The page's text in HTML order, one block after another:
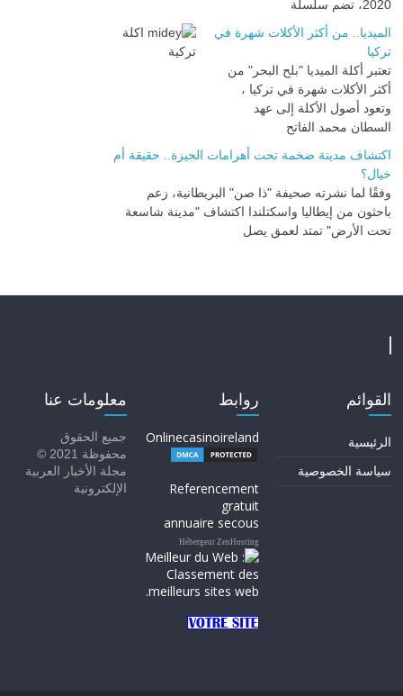
2020، تضم سلسلة
الميديا.. من أكثر الأكلات شهرة في
تركيا
تعتبر أكلة الميديا "بلح البحر" من
أكثر الأكلات شهرة في تركيا ،
وتعود أصول الأكلة إلى عهد
السطان محمد الفاتح
اكتشاف مدينة ضخمة تحت أهرامات الجيزة.. حقيقة أم
خيال؟
وفقًا لما نشرته صحيفة "ذا صن" البريطانية، زعم
باحثون من إيطاليا واسكتلندا اكتشاف "مدينة شاسعة
تحت الأرض" تمتد لعمق يصل
القوائم
الرئيسية
سياسة الخصوصية
روابط
Onlinecasinoireland
Referencement
gratuit
annuaire secous
Hébergeur ZenHosting
معلومات عنا
جميع الحقوق
محفوظة 2021 ©
مجلة الأخبار العربية
الإلكترونية